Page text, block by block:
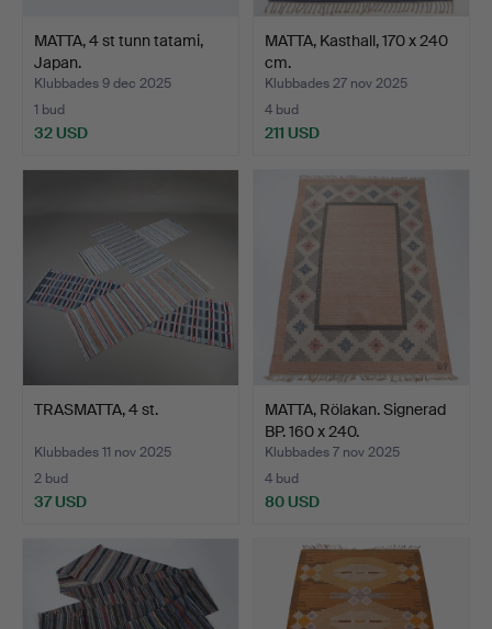
MATTA, 4 st tunn tatami,
Japan.
Klubbades 9 dec 2025
1 bud
32 USD
MATTA, Kasthall, 170 x 240
cm.
Klubbades 27 nov 2025
4 bud
211 USD
TRASMATTA, 4 st.
Klubbades 11 nov 2025
2 bud
37 USD
MATTA, Rölakan. Signerad
BP. 160 x 240.
Klubbades 7 nov 2025
4 bud
80 USD